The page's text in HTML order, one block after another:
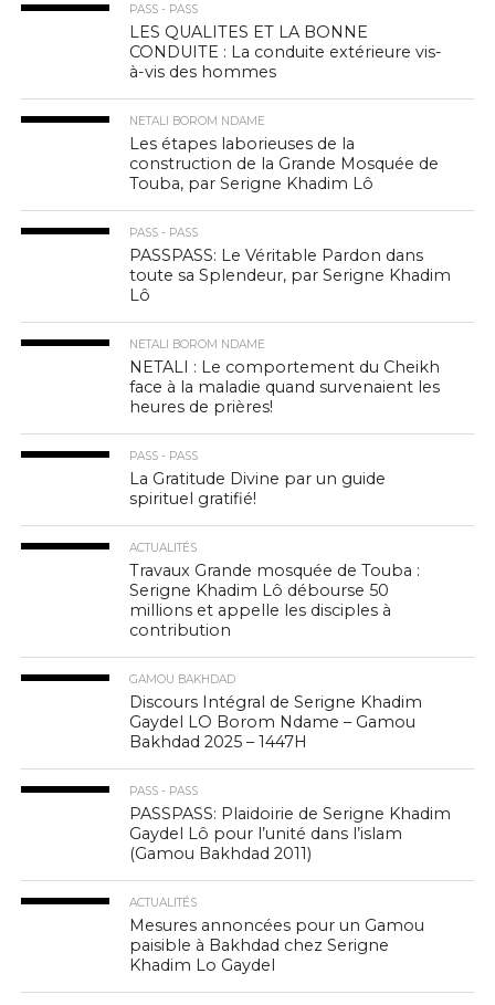
PASS - PASS
LES QUALITES ET LA BONNE
CONDUITE : La conduite extérieure vis-
à-vis des hommes
NETALI BOROM NDAME
Les étapes laborieuses de la
construction de la Grande Mosquée de
Touba, par Serigne Khadim Lô
PASS - PASS
PASSPASS: Le Véritable Pardon dans
toute sa Splendeur, par Serigne Khadim
Lô
NETALI BOROM NDAME
NETALI : Le comportement du Cheikh
face à la maladie quand survenaient les
heures de prières!
PASS - PASS
La Gratitude Divine par un guide
spirituel gratifié!
ACTUALITÉS
Travaux Grande mosquée de Touba :
Serigne Khadim Lô débourse 50
millions et appelle les disciples à
contribution
GAMOU BAKHDAD
Discours Intégral de Serigne Khadim
Gaydel LO Borom Ndame – Gamou
Bakhdad 2025 – 1447H
PASS - PASS
PASSPASS: Plaidoirie de Serigne Khadim
Gaydel Lô pour l’unité dans l’islam
(Gamou Bakhdad 2011)
ACTUALITÉS
Mesures annoncées pour un Gamou
paisible à Bakhdad chez Serigne
Khadim Lo Gaydel